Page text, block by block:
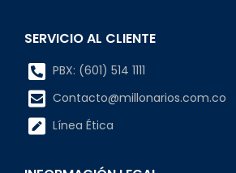
SERVICIO AL CLIENTE
PBX: (601) 514 1111
Contacto@millonarios.com.co
Línea Ética